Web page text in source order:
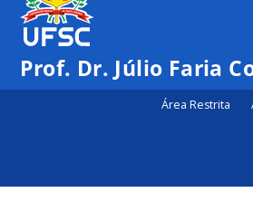
Prof. Dr. Júlio Faria
Área Restrita